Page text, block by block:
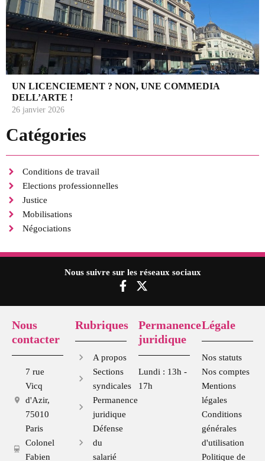
Catégories
Conditions de travail
Elections professionnelles
Justice
Mobilisations
Négociations
UN LICENCIEMENT ? NON, UNE COMMEDIA
DELL’ARTE !
26 janvier 2026
Nous suivre sur les réseaux sociaux
F
a
c
b
o
o
-
f
X
-
t
w
i
t
t
e
r
Nous
contacter
7 rue
Vicq
d'Azir,
75010
Paris
Colonel
Fabien
Rubriques
A propos
Sections
syndicales
Permanence
juridique
Défense
du
salarié
Permanence
juridique
Lundi : 13h -
17h
Légale
Nos statuts
Nos comptes
Mentions
légales
Conditions
générales
d'utilisation
Politique de